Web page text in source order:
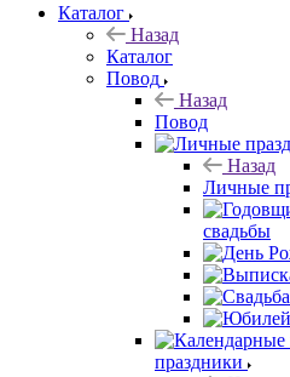
Каталог
Назад
Каталог
Повод
Назад
Повод
Назад
Личные
свадьбы
праздники